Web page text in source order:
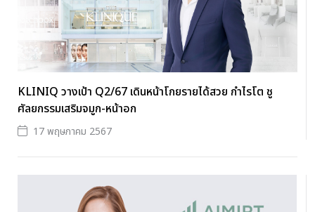
KLINIQ วางเป้า Q2/67 เดินหน้าโกยรายได้สวย กำไรโต ชู
ศัลยกรรมเสริมจมูก-หน้าอก
17 พฤษภาคม 2567